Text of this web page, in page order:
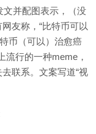
文并配图表示，（没
友称，“比特币可以
币（可以）治愈癌
流行的一种meme，
联系。文案写道“视